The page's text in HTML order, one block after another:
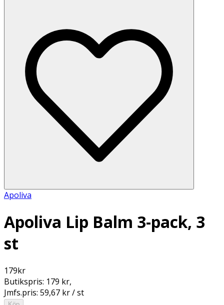
Apoliva
Apoliva Lip Balm 3-pack, 3
st
179kr
Butikspris: 179 kr,
Jmfs.pris: 59,67 kr / st